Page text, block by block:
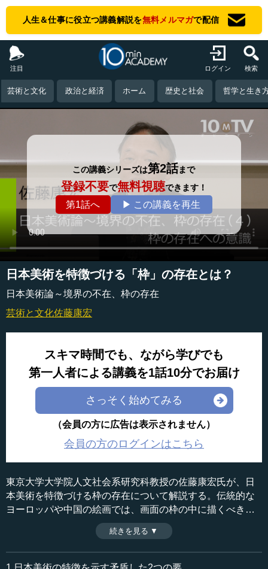
人生＆仕事に役立つ講義解説を無料メルマガで配信
注目 ログイン 検索
芸術と文化 政治と経済 ホーム 歴史と社会 哲学と生き
この講義シリーズは第2話まで
登録不要で無料視聴できます！
第1話へ ▶ この講義を再生
日本美術を特徴づける「枠」の存在とは？
日本美術論～境界の不在、枠の存在
芸術と文化佐藤康宏
スキマ時間でも、ながら学びでも
第一人者による講義を1話10分でお届け
さっそく始めてみる
（会員の方に広告は表示されません）
会員の方のログインはこちら
東京大学大学院人文社会系研究科教授の佐藤康宏氏が、日
本美術を特徴づける枠の存在について解説する。伝統的な
ヨーロッパや中国の絵画では、画面の枠の中に描くべき対
象の全体が収められてきたのに対し、日本の絵画では、絵
の中の空間が枠を超えて広がり、鑑賞者に枠の存在を意識
させる技法が用いられてきた。（全6話中第4話）
収録日：2017年8月2日
追加日：2018年2月11日
続きを見る ▼